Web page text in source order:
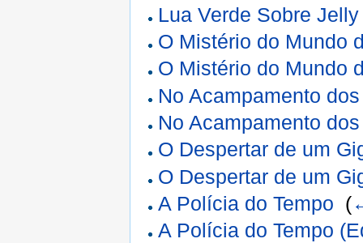
Lua Verde Sobre
O Mistério do Mundo
O Mistério do Mundo
No Acampamento
No Acampamento
O Despertar de um
O Despertar de um
A Polícia do Tempo (
A Polícia do Tempo